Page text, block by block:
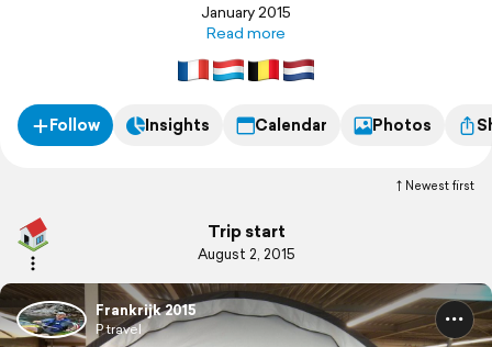
January 2015
Read more
Follow Insights Calendar Photos
Newest first
Trip start
August 2, 2015
Frankrijk 2015
P travel